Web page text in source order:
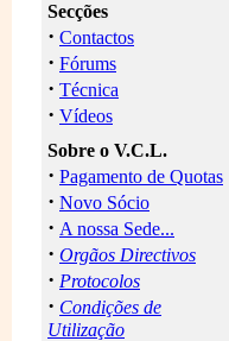
Secções
· Contactos
· Fórums
· Técnica
· Vídeos
Sobre o V.C.L.
· Pagamento de Quotas
· Novo Sócio
· A nossa Sede...
· Orgãos Directivos
· Protocolos
· Condições de
Utilização